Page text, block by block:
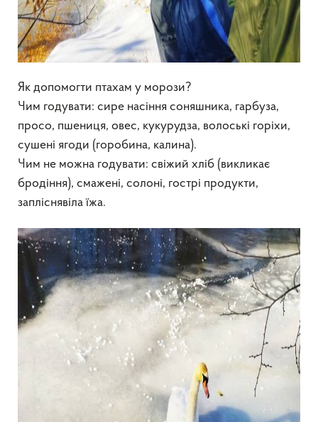
Як допомогти птахам у морози?
Чим годувати: сире насіння соняшника, гарбуза,
просо, пшениця, овес, кукурудза, волоські горіхи,
сушені ягоди (горобина, калина).
Чим не можна годувати: свіжий хліб (викликає
бродіння), смажені, солоні, гострі продукти,
запліснявіла їжа.